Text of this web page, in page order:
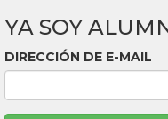
YA SOY
DIRECCIÓN DE E-MAIL